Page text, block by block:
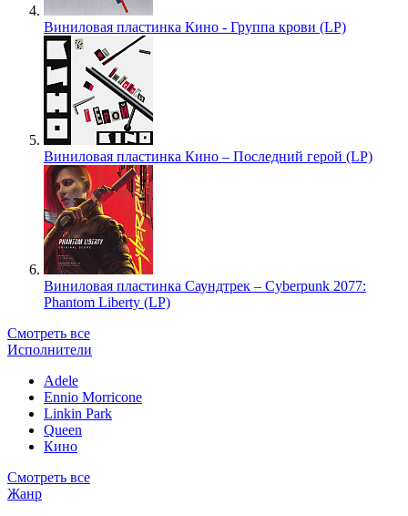
Виниловая пластинка Кино - Группа крови (LP)
Виниловая пластинка Кино – Последний герой (LP)
Виниловая пластинка Саундтрек – Cyberpunk 2077:
Phantom Liberty (LP)
Смотреть все
Исполнители
Adele
Ennio Morricone
Linkin Park
Queen
Кино
Смотреть все
Жанр